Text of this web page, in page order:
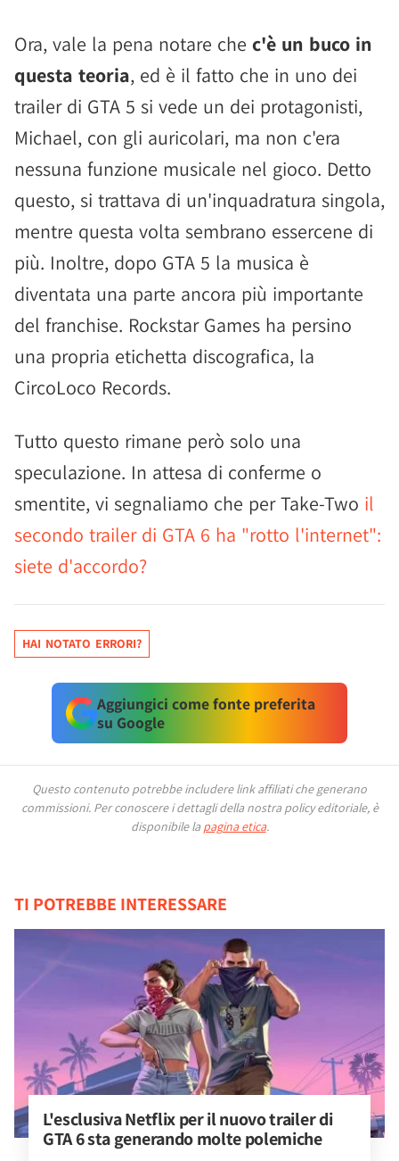
Ora, vale la pena notare che c'è un buco in
questa teoria, ed è il fatto che in uno dei
trailer di GTA 5 si vede un dei protagonisti,
Michael, con gli auricolari, ma non c'era
nessuna funzione musicale nel gioco. Detto
questo, si trattava di un'inquadratura singola,
mentre questa volta sembrano essercene di
più. Inoltre, dopo GTA 5 la musica è
diventata una parte ancora più importante
del franchise. Rockstar Games ha persino
una propria etichetta discografica, la
CircoLoco Records.
Tutto questo rimane però solo una
speculazione. In attesa di conferme o
smentite, vi segnaliamo che per Take-Two il
secondo trailer di GTA 6 ha "rotto l'internet":
siete d'accordo?
HAI NOTATO ERRORI?
Aggiungici come fonte preferita
su Google
Questo contenuto potrebbe includere link affiliati che generano
commissioni. Per conoscere i dettagli della nostra policy editoriale, è
disponibile la pagina etica.
TI POTREBBE INTERESSARE
L'esclusiva Netflix per il nuovo trailer di
GTA 6 sta generando molte polemiche